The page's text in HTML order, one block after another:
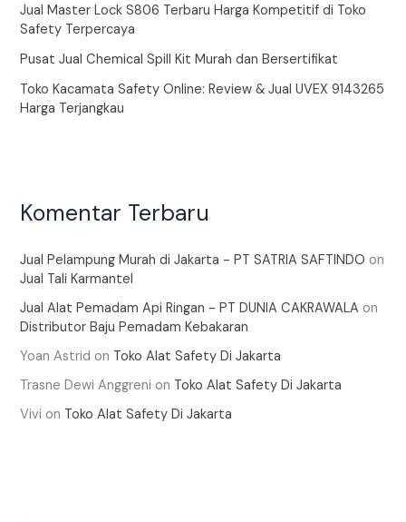
Jual Master Lock S806 Terbaru Harga Kompetitif di Toko
Safety Terpercaya
Pusat Jual Chemical Spill Kit Murah dan Bersertifikat
Toko Kacamata Safety Online: Review & Jual UVEX 9143265
Harga Terjangkau
Komentar Terbaru
Jual Pelampung Murah di Jakarta - PT SATRIA SAFTINDO on
Jual Tali Karmantel
Jual Alat Pemadam Api Ringan - PT DUNIA CAKRAWALA on
Distributor Baju Pemadam Kebakaran
Yoan Astrid on Toko Alat Safety Di Jakarta
Trasne Dewi Anggreni on Toko Alat Safety Di Jakarta
Vivi on Toko Alat Safety Di Jakarta